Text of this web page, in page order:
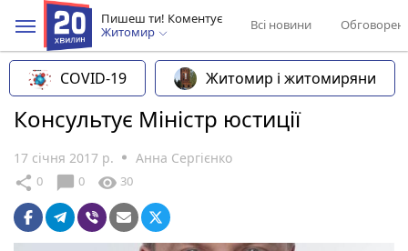
Пишеш ти! Коментує
Житомир
Всі новини
COVID-19 Житомир і житомиряни
Консультує Міністр юстиції
17 січня 2017 р. Анна Сергієнко
share 0 chat_bubble 0 visibility 30